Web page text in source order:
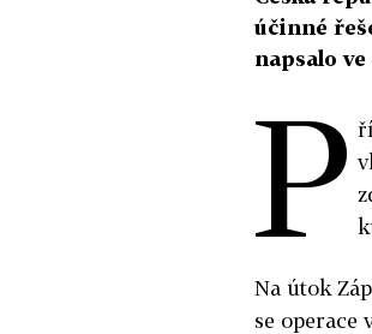
účinné
napsalo
P
Na útok
se operace